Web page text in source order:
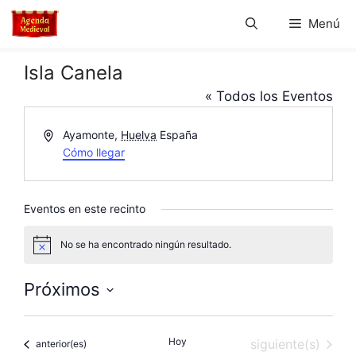
Saltar
Menú
Isla Canela
« Todos los Eventos
D
c
i
ó
Ayamonte, Huelva España
Cómo llegar
Eventos en este recinto
s
No se ha encontrado ningún resultado.
Próximos
S
l
Eventos
anterior(es) Hoy Eventos
siguiente(s)